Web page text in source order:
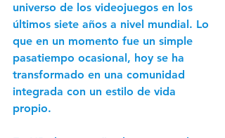
universo de los videojuegos en los
últimos siete años a nivel mundial. Lo
que en un momento fue un simple
pasatiempo ocasional, hoy se ha
transformado en una comunidad
integrada con un estilo de vida
propio.